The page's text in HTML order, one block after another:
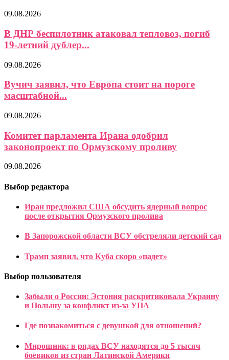
09.08.2026
В ДНР беспилотник атаковал тепловоз, погиб
19-летний дублер...
09.08.2026
Вучич заявил, что Европа стоит на пороге
масштабной...
09.08.2026
Комитет парламента Ирана одобрил
законопроект по Ормузскому проливу
09.08.2026
Выбор редактора
Иран предложил США обсудить ядерный вопрос
после открытия Ормузского пролива
В Запорожской области ВСУ обстреляли детский сад
Трамп заявил, что Куба скоро «падет»
Выбор пользователя
Забыли о России: Эстония раскритиковала Украину
и Польшу за конфликт из-за УПА
Где познакомиться с девушкой для отношений?
Мирошник: в рядах ВСУ находятся до 5 тысяч
боевиков из стран Латинской Америки